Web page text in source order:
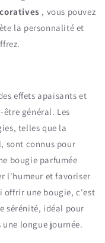
, vous pouvez
la personnalité et
effets apaisants et
général. Les
telles que la
sont connus pour
bougie parfumée
l'humeur et favoriser
offrir une bougie, c'est
sérénité, idéal pour
longue journée.